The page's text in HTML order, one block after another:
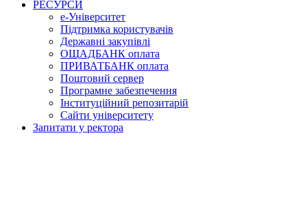
РЕСУРСИ
е-Університет
Підтримка користувачів
Державні закупівлі
ОЩАДБАНК оплата
ПРИВАТБАНК оплата
Поштовий сервер
Програмне забезпечення
Інституційний репозитарій
Сайти університету
Запитати у ректора